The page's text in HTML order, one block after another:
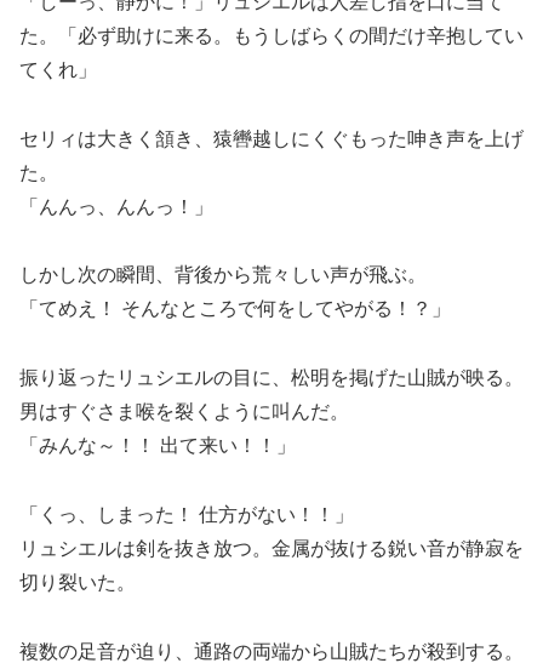
た。「必ず助けに来る。もうしばらくの間だけ辛抱してい
てくれ」
セリィは大きく頷き、猿轡越しにくぐもった呻き声を上げ
た。
「んんっ、んんっ！」
しかし次の瞬間、背後から荒々しい声が飛ぶ。
「てめえ！ そんなところで何をしてやがる！？」
振り返ったリュシエルの目に、松明を掲げた山賊が映る。
男はすぐさま喉を裂くように叫んだ。
「みんな～！！ 出て来い！！」
「くっ、しまった！ 仕方がない！！」
リュシエルは剣を抜き放つ。金属が抜ける鋭い音が静寂を
切り裂いた。
複数の足音が迫り、通路の両端から山賊たちが殺到する。